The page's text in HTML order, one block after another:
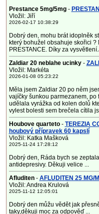
Prestance 5mg/5mg-
Vložil: Jiří
2026-02-17 10:38:29
Dobrý den, mohu brát idoplněk
který bohužel obsahuje skořici
PRESTANCE. Díky za
Zaldiar 20 neblahe ucinky-
Vložil: Markéta
2026-01-08 05:23:22
Měla jsem Zaldiar 20 po něm
vajíčky šunkou parmezanem, po
udělala vyrážka od kolen dolů
vylest bolesti sem brečela cítila
Houbove quarteto- TEREZIA
houbový přípravek 60 kapslí
Vložil: Katka Mašková
2025-11-24 17:28:12
Dobrý den, Ráda bych se
antidepresivy. Děkuji velice ...
Afluditen- AFLUDITEN 25 MG/
Vložil: Andrea Krulová
2025-11-12 12:05:01
Dobrý den můžu vědět jak
taky,děkuji moc za odpověď ...